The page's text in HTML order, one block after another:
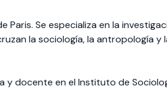
Paris. Se especializa en la
la sociología, la antropología
docente en el Instituto de